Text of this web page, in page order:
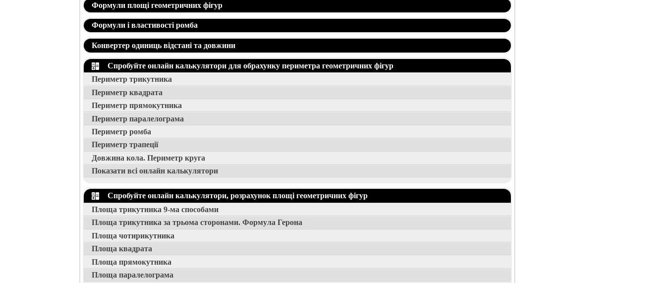
Формули площі геометричних фігур
Формули і властивості ромба
Конвертер одиниць відстані та довжини
Спробуйте онлайн калькулятори для обрахунку периметра геометричних фігур
Периметр трикутника
Периметр квадрата
Периметр прямокутника
Периметр паралелограма
Периметр ромба
Периметр трапеції
Довжина кола. Периметр круга
Показати всі онлайн калькулятори
Спробуйте онлайн калькулятори, розрахунок площі геометричних фігур
Площа трикутника 9-ма способами
Площа трикутника за трьома сторонами. Формула Герона
Площа чотирикутника
Площа квадрата
Площа прямокутника
Площа паралелограма